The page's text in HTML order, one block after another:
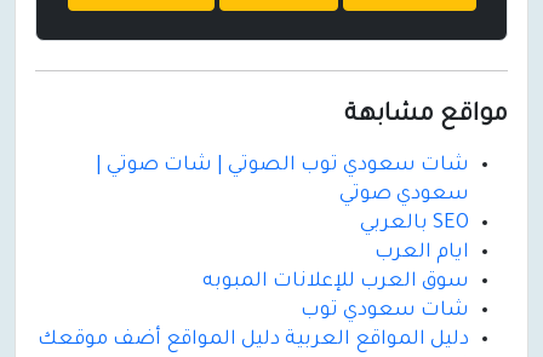
مواقع مشابهة
شات سعودي توب الصوتي | شات صوتي |
سعودي صوتي
SEO بالعربي
ايام العرب
سوق العرب للإعلانات المبوبه
شات سعودي توب
دليل المواقع العربية دليل المواقع أضف موقعك